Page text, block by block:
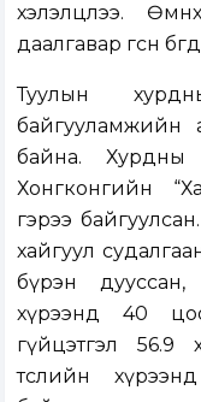
хэлэлцлээ.
даалгавар өгсөн
Туулын
байгууламжийн
байна. Хурдны
Хонгконгийн
гэрээ
хайгуул
бүрэн
хүрээнд 40
гүйцэтгэл 56.9
төслийн